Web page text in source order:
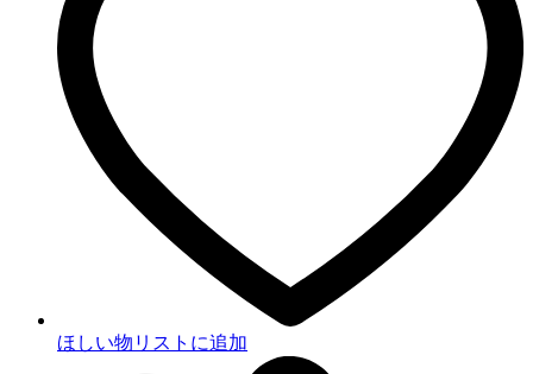
ほしい物リストに追加